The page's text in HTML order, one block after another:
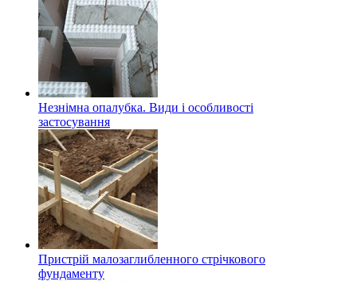
Незнімна опалубка. Види і особливості
застосування
Пристрій малозаглибленного стрічкового
фундаменту